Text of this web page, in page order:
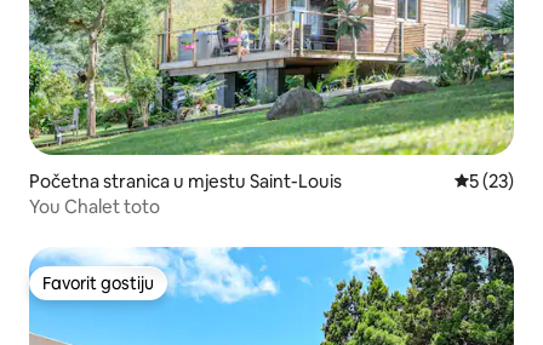
Početna stranica u mjestu Saint-Louis prosječna
5 (23)
You Chalet toto
Favorit gostiju
Favorit gostiju